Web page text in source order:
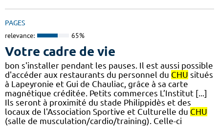
PAGES
relevance: 65%
Votre cadre de vie
bon s'installer pendant les pauses. Il est aussi possible
d'accéder aux restaurants du personnel du CHU situés
à Lapeyronie et Gui de Chauliac, grâce à sa carte
magnétique créditée. Petits commerces L’Institut [...]
Ils seront à proximité du stade Philippidès et des
locaux de l'Association Sportive et Culturelle du CHU
(salle de musculation/cardio/training). Celle-ci